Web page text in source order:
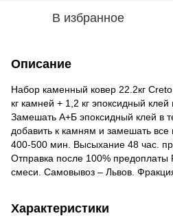
В избранное
Описание
Набор каменный ковер 22.2кг
кг камней + 1,2 кг эпоксидный
Замешать А+Б эпоксидный клей в
добавить к камням и замешать
400-500 мин. Высыхание 48 час.
Отправка после 100% предоплаты
смеси. Самовывоз – Львов.
Характеристики